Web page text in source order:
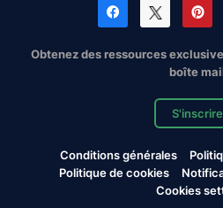
Obtenez des ressources
boîte
S'inscrire
Conditions générales
Politique de cookies
Cookies